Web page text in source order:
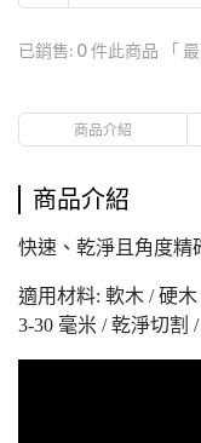
已銷售: 0 件此商品 「
商品介紹
商品介紹
快速、乾淨且角度精
適用材料: 軟木 / 硬
3-30 毫米 / 乾淨切割